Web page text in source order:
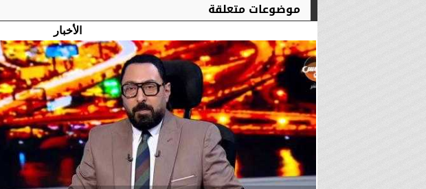
موضوعات متعلقة
الأخبار